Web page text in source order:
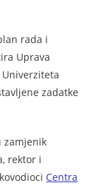
rada i
Uprava
zadatke
zamjenik
rektor i
Centra